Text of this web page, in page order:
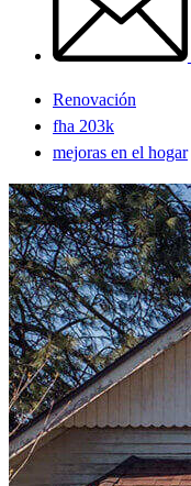
Renovación
fha 203k
mejoras en el hogar